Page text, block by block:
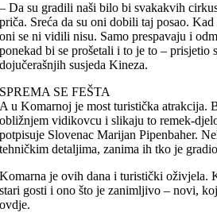
– Da su gradili naši bilo bi svakakvih
priča. Sreća da su oni dobili taj posao.
oni se ni vidili nisu. Samo prespavaju i
ponekad bi se prošetali i to je to – prisjetio
dojučerašnjih susjeda Kineza.
SPREMA SE FEŠTA
A u Komarnoj je most turistička atrakcija.
obližnjem vidikovcu i slikaju to remek-
potpisuje Slovenac Marijan Pipenbaher.
tehničkim detaljima, zanima ih tko je
Komarna je ovih dana i turistički oživjela.
stari gosti i ono što je zanimljivo – novi,
ovdje.